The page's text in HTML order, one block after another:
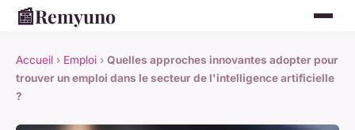
📰Remyuno
Accueil › Emploi › Quelles approches innovantes adopter pour
trouver un emploi dans le secteur de l'intelligence artificielle
?